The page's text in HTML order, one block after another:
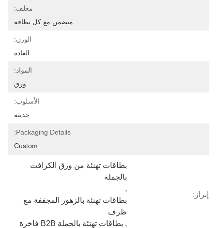
مغلف:
متضمن مع كل بطاقة
الوزن:
العادة
المواد:
ورق
الأسلوب:
حديثة
Packaging Details:
Custom
إبراز:
بطاقات تهنئة من ورق الكرافت
بالجملة
,
بطاقات تهنئة بالزهور المجففة مع
ظرف
, بطاقات تهنئة بالجملة B2B فاخرة